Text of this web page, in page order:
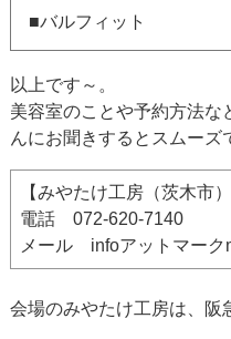
■バルフィット
以上です～。
美容室のことや予約方法な
んにお聞きするとスムーズ
【みやたけ工房（茨木市）
電話 072-620-7140
メール infoアットマーク
会場のみやたけ工房は、阪